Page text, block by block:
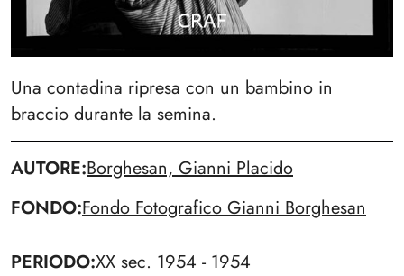
Una contadina ripresa con un bambino in
braccio durante la semina.
AUTORE Borghesan, Gianni Placido
FONDO Fondo Fotografico Gianni Borghesan
PERIODO XX sec. 1954 - 1954